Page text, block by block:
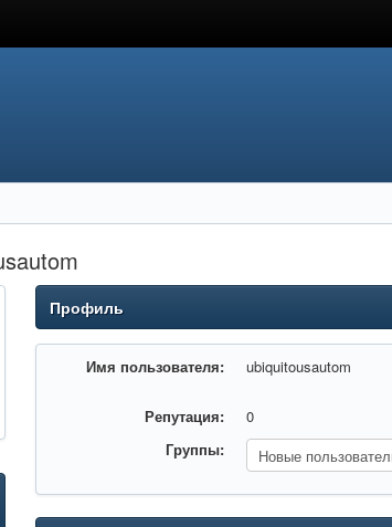
Профиль
Имя пользователя: ubiquitousautom
Репутация:
0
Группы: